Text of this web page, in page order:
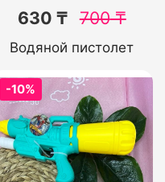
630 ₸ 700₸
Водяной пистолет
-10%